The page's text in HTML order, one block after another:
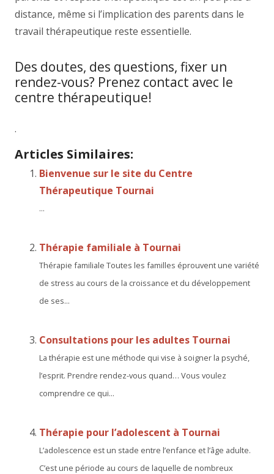
distance, même si l’implication des parents dans le
travail thérapeutique reste essentielle.
Des doutes, des questions, fixer un
rendez-vous? Prenez contact avec le
centre thérapeutique!
.
Articles Similaires:
Bienvenue sur le site du Centre
Thérapeutique Tournai
...
Thérapie familiale à Tournai
Thérapie familiale Toutes les familles éprouvent une variété
de stress au cours de la croissance et du développement
de ses...
Consultations pour les adultes Tournai
La thérapie est une méthode qui vise à soigner la psyché,
l’esprit. Prendre rendez-vous quand… Vous voulez
comprendre ce qui...
Thérapie pour l’adolescent à Tournai
L’adolescence est un stade entre l’enfance et l’âge adulte.
C’est une période au cours de laquelle de nombreux